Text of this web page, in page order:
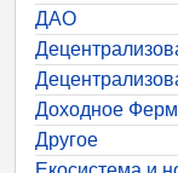
ДАО
Доходное
Другое